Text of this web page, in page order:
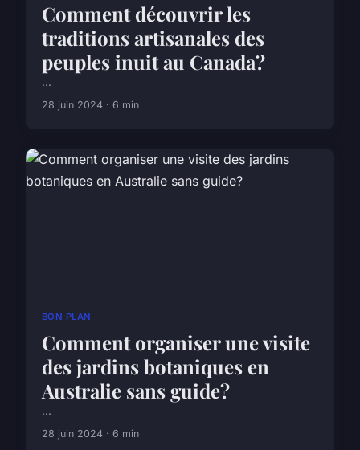
Comment découvrir les
traditions artisanales des
peuples inuit au Canada?
...
28 juin 2024 · 6 min
BON PLAN
Comment organiser une visite
des jardins botaniques en
Australie sans guide?
...
28 juin 2024 · 6 min